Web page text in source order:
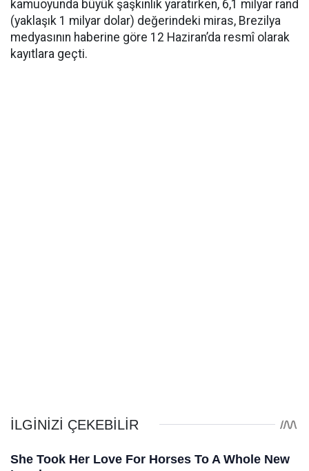
kamuoyunda büyük şaşkınlık yaratırken, 6,1 milyar rand
(yaklaşık 1 milyar dolar) değerindeki miras, Brezilya
medyasının haberine göre 12 Haziran’da resmî olarak
kayıtlara geçti.